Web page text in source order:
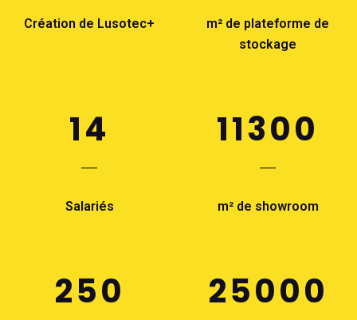
Création de Lusotec+
m² de plateforme de
stockage
14
Salariés
11300
m² de showroom
250 25000